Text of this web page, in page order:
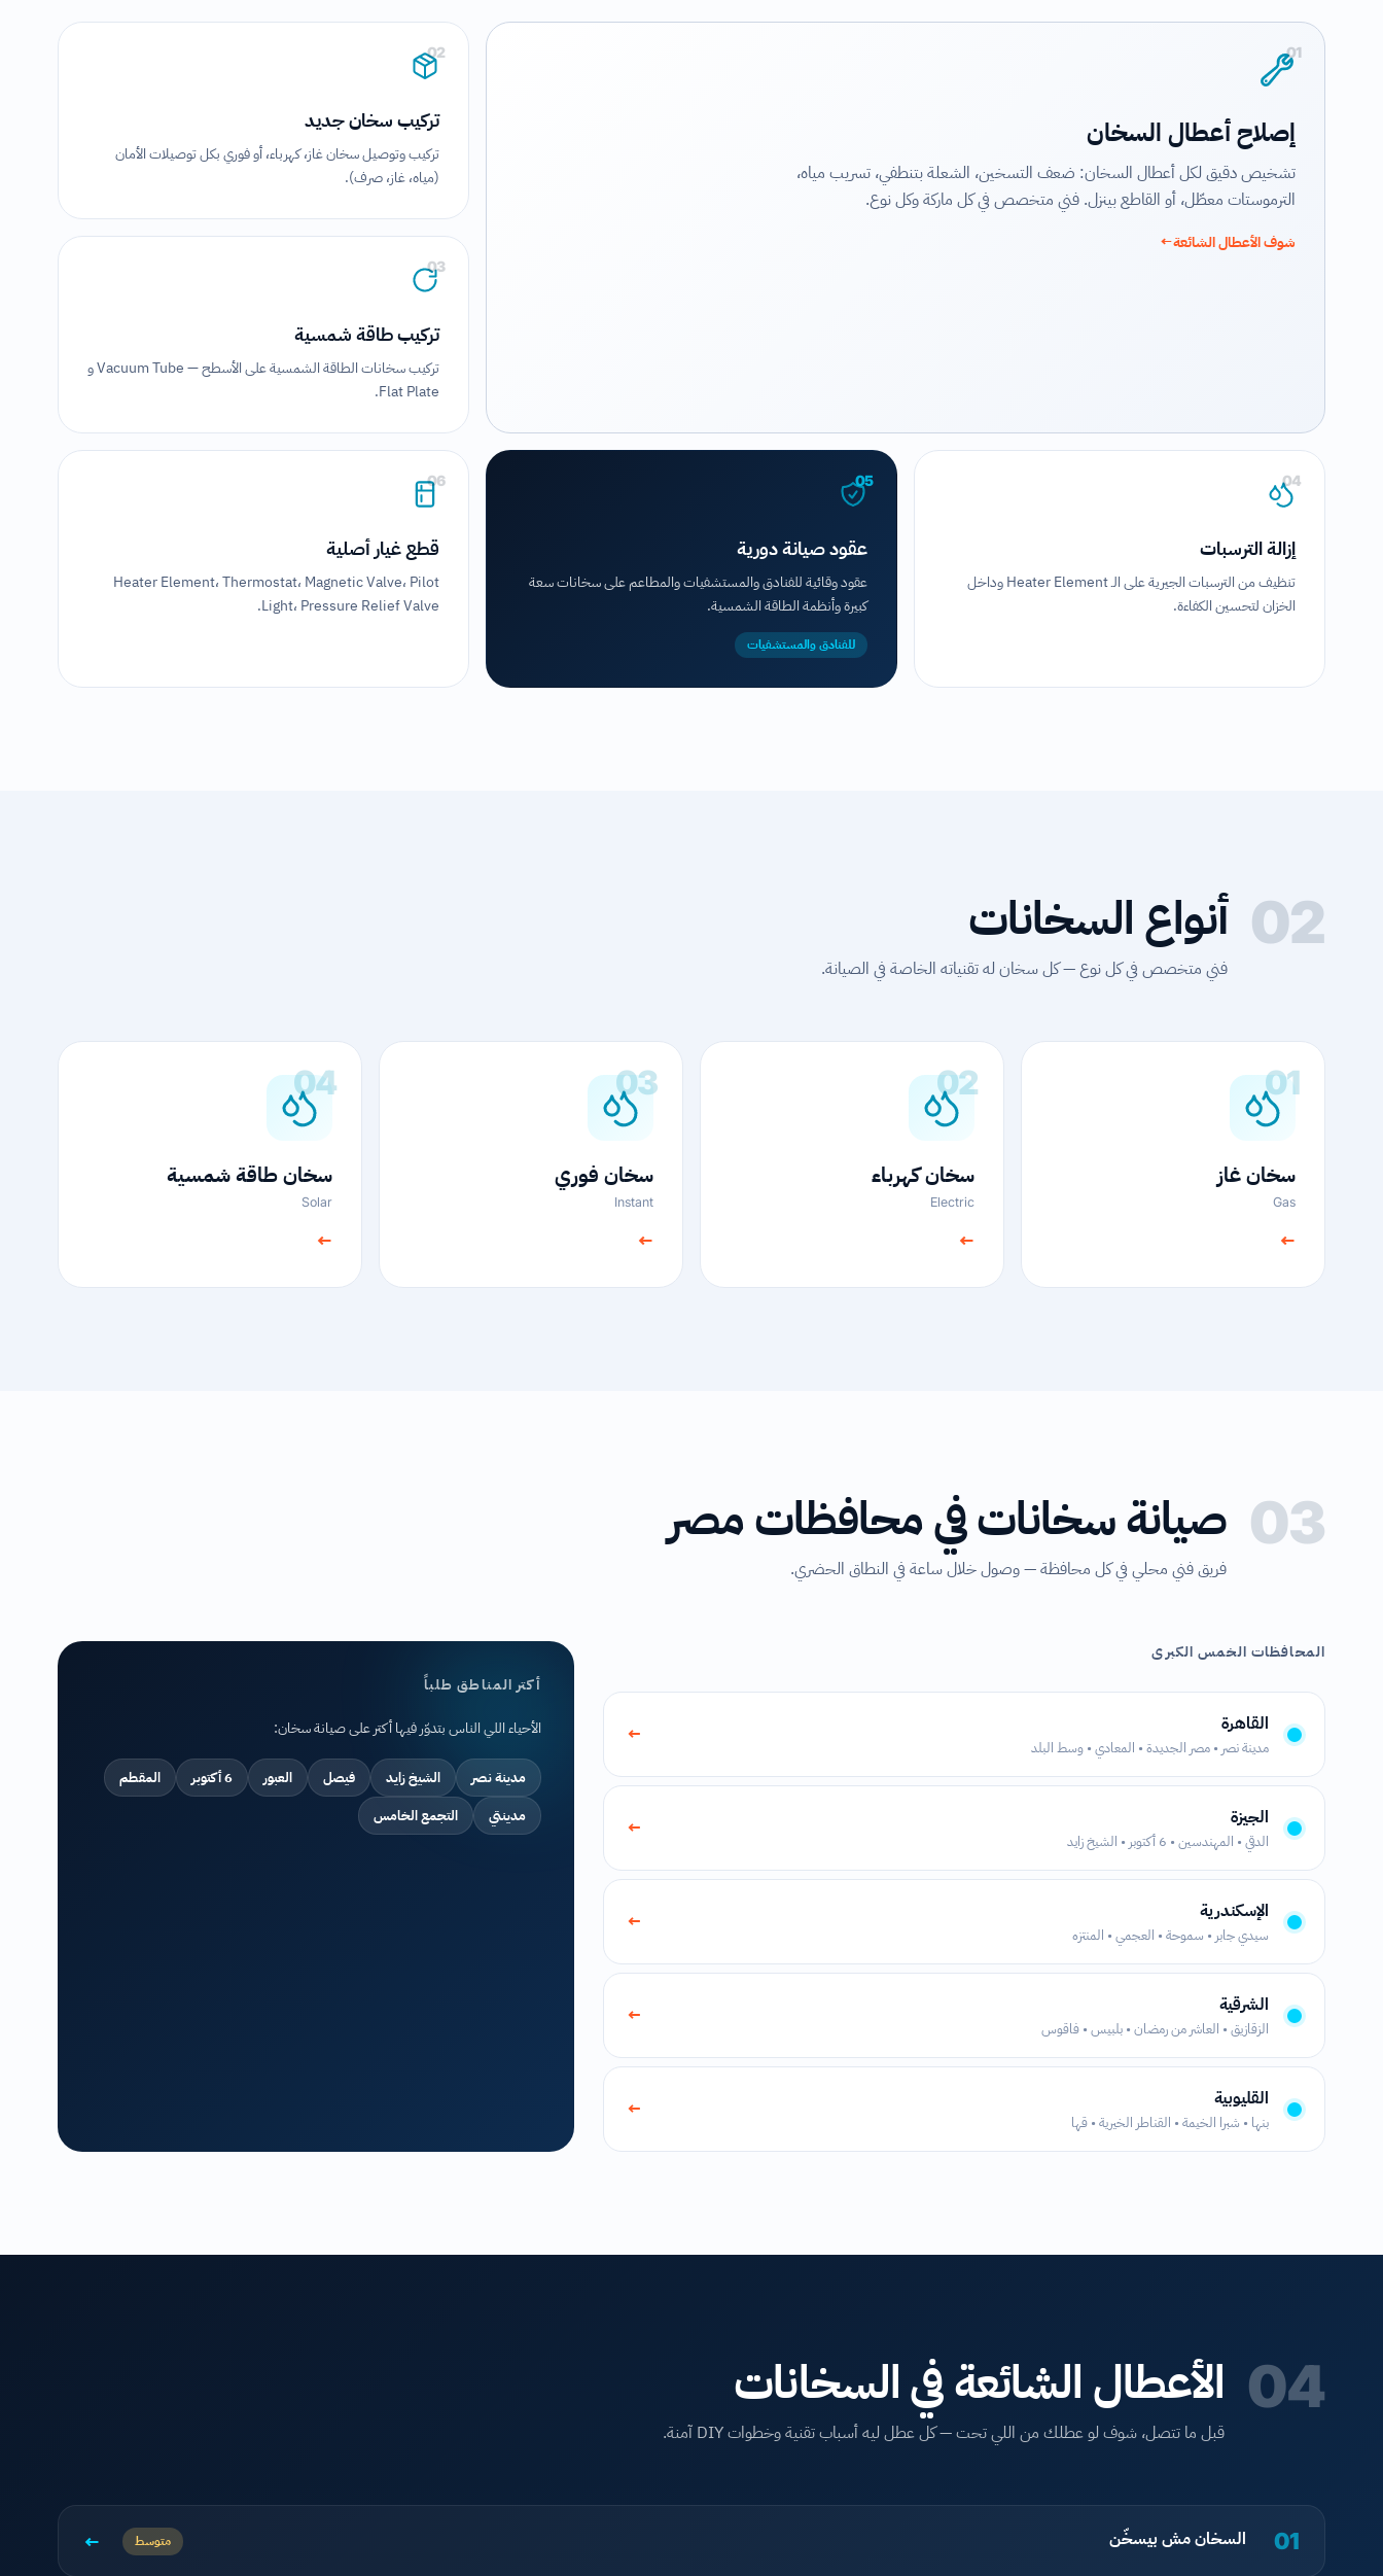
01
إصلاح أعطال السخان
تشخيص دقيق لكل أعطال السخان: ضعف التسخين، الشعلة بتنطفي، تسريب مياه،
الترموستات معطّل، أو القاطع بينزل. فني متخصص في كل ماركة وكل نوع.
شوف الأعطال الشائعة←
02
تركيب سخان جديد
تركيب وتوصيل سخان غاز، كهرباء، أو فوري بكل توصيلات الأمان
(مياه، غاز، صرف).
03
تركيب طاقة شمسية
تركيب سخانات الطاقة الشمسية على الأسطح — Vacuum Tube و
Flat Plate.
04
إزالة الترسبات
تنظيف من الترسبات الجيرية على الـ Heater Element وداخل
الخزان لتحسين الكفاءة.
05
عقود صيانة دورية
عقود وقائية للفنادق والمستشفيات والمطاعم على سخانات سعة
كبيرة وأنظمة الطاقة الشمسية.
للفنادق والمستشفيات
06
قطع غيار أصلية
Heater Element، Thermostat، Magnetic Valve، Pilot
Light، Pressure Relief Valve.
02 أنواع السخانات
فني متخصص في كل نوع — كل سخان له تقنياته الخاصة في الصيانة.
01
سخان غاز
Gas
←
02
سخان كهرباء
Electric
←
03
سخان فوري
Instant
←
04
سخان طاقة شمسية
Solar
←
03 صيانة سخانات في محافظات مصر
فريق فني محلي في كل محافظة — وصول خلال ساعة في النطاق الحضري.
المحافظات الخمس الكبرى
القاهرة
مدينة نصر • مصر الجديدة • المعادي • وسط البلد
←
الجيزة
الدقي • المهندسين • 6 أكتوبر • الشيخ زايد
←
الإسكندرية
سيدي جابر • سموحة • العجمي • المنتزه
←
الشرقية
الزقازيق • العاشر من رمضان • بلبيس • فاقوس
←
القليوبية
بنها • شبرا الخيمة • القناطر الخيرية • قها
←
أكتر المناطق طلباً
الأحياء اللي الناس بتدوّر فيها أكتر على صيانة سخان:
مدينة نصر الشيخ زايد فيصل العبور 6 أكتوبر
المقطم
مدينتي
التجمع الخامس
04 الأعطال الشائعة في السخانات
قبل ما تتصل، شوف لو عطلك من اللي تحت — كل عطل ليه أسباب تقنية وخطوات DIY آمنة.
01 السخان مش بيسخّن متوسط ←